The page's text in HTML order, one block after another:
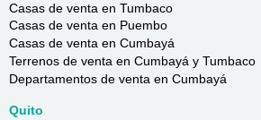
Casas de venta en Tumbaco
Casas de venta en Puembo
Casas de venta en Cumbayá
Terrenos de venta en Cumbayá y Tumbaco
Departamentos de venta en Cumbayá
Quito